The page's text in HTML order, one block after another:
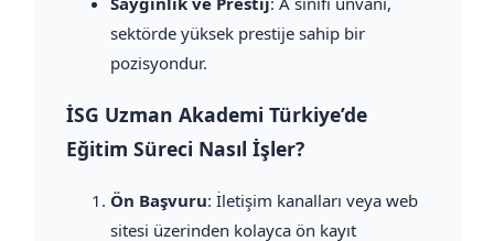
sektörde yüksek prestije sahip bir
pozisyondur.
İSG Uzman Akademi Türkiye’de
Eğitim Süreci Nasıl İşler?
Ön Başvuru: İletişim kanalları veya web
sitesi üzerinden kolayca ön kayıt